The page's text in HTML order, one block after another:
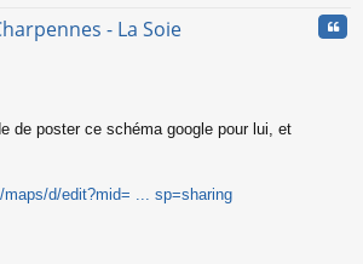
- La Soie
de poster ce schéma google pour lui, et
maps/d/edit?mid= ... sp=sharing